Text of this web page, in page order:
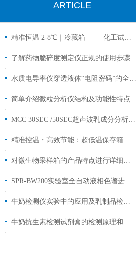
ARTICLE
精准恒温 2-8℃｜冷藏箱 —— 化工试剂与样品存储的可靠之选
了解药物脆碎度测定仪正规的使用步骤
水质电导率仪穿透液体“电阻密码”的全场景探测仪器
简单介绍微粒分析仪结构及功能性特点
MCC 30SEC /50SEC超声波乳成分分析仪体积参数指标
精准控温・高效节能：超低温保存箱赋能化工与科研低温存储
对微生物采样箱的产品特点进行详细分析
SPR-BW200实验室全自动液相色谱进样瓶洗瓶机工作原理
牛奶检测仪实验中的应用及乳制品检测仪相关实验方法
牛奶抗生素检测试剂盒的检测原理和特点